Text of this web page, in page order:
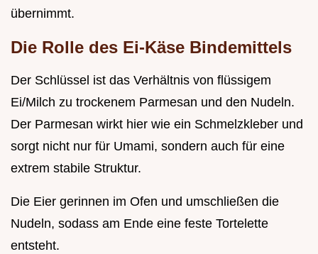
übernimmt.
Die Rolle des Ei-Käse Bindemittels
Der Schlüssel ist das Verhältnis von flüssigem
Ei/Milch zu trockenem Parmesan und den Nudeln.
Der Parmesan wirkt hier wie ein Schmelzkleber und
sorgt nicht nur für Umami, sondern auch für eine
extrem stabile Struktur.
Die Eier gerinnen im Ofen und umschließen die
Nudeln, sodass am Ende eine feste Tortelette
entsteht.